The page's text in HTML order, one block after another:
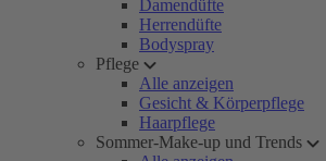
Damendüfte
Herrendüfte
Bodyspray
Pflege
Alle anzeigen
Gesicht & Körperpflege
Haarpflege
Sommer-Make-up und Trends